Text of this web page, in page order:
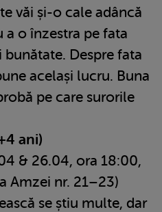
văi și-o cale adâncă
a o înzestra pe fata
Despre fata
același lucru. Buna
pe care surorile
ani)
& 26.04, ora 18:00,
Amzei nr. 21–23)
se știu multe, dar